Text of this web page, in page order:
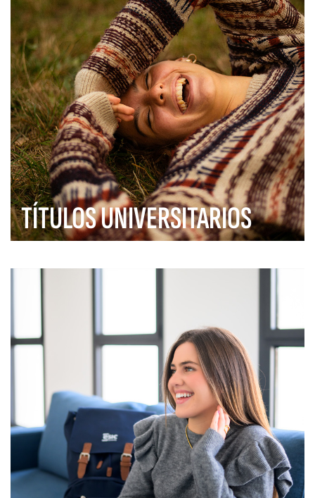
TÍTULOS UNIVERSITARIOS